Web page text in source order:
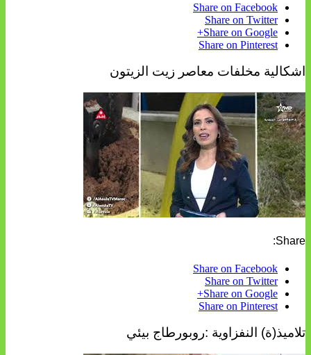
Share on Facebook
Share on Twitter
Share on Google+
Share on Pinterest
اشكالية مخلفات معاصر زيت الزيتون
Share:
Share on Facebook
Share on Twitter
Share on Google+
Share on Pinterest
تلاميذ(ة) النفزاوية :روبورطاج بيئي